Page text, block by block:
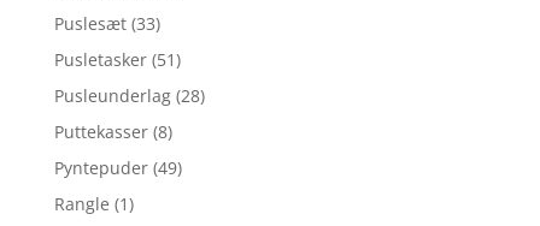
Puslesæt (33)
Pusletasker (51)
Pusleunderlag (28)
Puttekasser (8)
Pyntepuder (49)
Rangle (1)